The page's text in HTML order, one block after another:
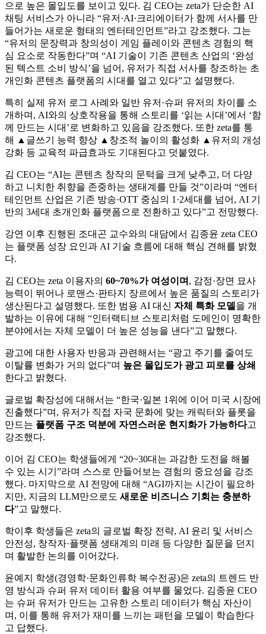
으로 높은 몰입도를 보이고 있다. 김 CEO는 zeta가 단순한 AI
채팅 서비스가 아니라 “유저·AI·크리에이터가 함께 서사를 만
들어가는 새로운 형태의 엔터테인먼트”라고 강조했다. 그는
“유저의 문장력과 창의성이 게임 플레이와 콘텐츠 경험의 핵
심 요소로 작동한다”며 “AI 기술이 기존 콘텐츠 산업의 ‘완성
된 텍스트 소비 방식’을 넘어, 유저가 직접 서사를 창조하는 초
개인화 콘텐츠 플랫폼의 시대를 열고 있다”고 설명했다.
특히 실제 유저 로그 사례와 일반 유저·슈퍼 유저의 차이를 소
개하며, AI와의 상호작용을 통해 스토리를 ‘읽는 시대’에서 ‘함
께 만드는 시대’로 변화하고 있음을 강조했다. 또한 zeta를 통
해 ▲글쓰기 능력 향상 ▲창조적 놀이의 활성화 ▲유저의 개성
강화 등 교육적 파급효과도 기대된다고 덧붙였다.
김 CEO는 “AI는 콘텐츠 창작의 문턱을 크게 낮추고, 더 다양
하고 니치한 취향을 존중하는 생태계를 만들 것”이라며 “엔터
테인먼트 산업은 기존 방송·OTT 중심의 1·2세대를 넘어, AI 기
반의 3세대 초개인화 플랫폼으로 전환하고 있다”고 전망했다.
강연 이후 진행된 조대곤 교수와의 대담에서 김종윤 zeta CEO
는 플랫폼 성장 요인과 AI 기술 흐름에 대해 핵심 견해를 밝혔
다.
김 CEO는 zeta 이용자의 60~70%가 여성이며 , 감정·장면 묘사
능력이 뛰어나 로맨스·판타지 장르에서 높은 품질의 스토리가
생산된다고 설명했다. 또한 범용 AI 대신 자체 특화 모델을 개
발하는 이유에 대해 “인터랙티브 스토리처럼 도메인이 명확한
분야에서는 자체 모델이 더 높은 성능을 낸다”고 말했다.
광고에 대한 사용자 반응과 관련해서는 “광고 주기를 줄여도
이탈률 변화가 거의 없다”며 높은 몰입도가 광고 피로를 상쇄
한다고 밝혔다.
글로벌 확장성에 대해서는 “한국·일본 1위에 이어 미국 시장에
진출했다”며, 유저가 직접 자국 문화에 맞는 캐릭터와 플롯을
만드는 플랫폼 구조 덕분에 자연스러운 현지화가 가능하다고
강조했다.
이어 김 CEO는 학생들에게 “20~30대는 과감한 도전을 해볼
수 있는 시기”라며 스스로 만들어보는 경험의 중요성을 강조
했다. 마지막으로 AI 전망에 대해 “AGI까지는 시간이 필요하
지만, 지금의 LLM만으로도 새로운 비즈니스 기회는 충분하
다”고 말했다.
학이후 학생들은 zeta의 글로벌 확장 전략, AI 윤리 및 서비스
안전성, 창작자·플랫폼 생태계의 미래 등 다양한 질문을 던지
며 활발한 논의를 이어갔다.
윤예지 학생(경영학·문화인류학 복수전공)은 zeta의 트렌드 반
영 방식과 슈퍼 유저 데이터 활용 여부를 물었다. 김종윤 CEO
는 슈퍼 유저가 만드는 고유한 스토리 데이터가 핵심 자산이
며, 이를 통해 유저가 재미를 느끼는 패턴을 모델이 학습한다
고 답했다.